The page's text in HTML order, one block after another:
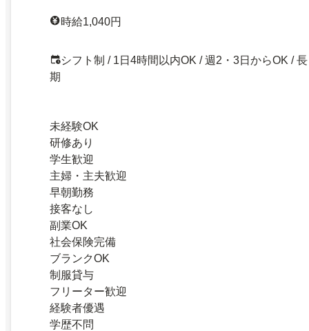
時給1,040円
シフト制 / 1日4時間以内OK / 週2・3日からOK / 長
期
未経験OK
研修あり
学生歓迎
主婦・主夫歓迎
早朝勤務
接客なし
副業OK
社会保険完備
ブランクOK
制服貸与
フリーター歓迎
経験者優遇
学歴不問